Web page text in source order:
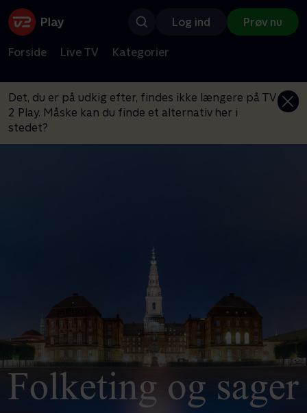
Log ind Prøv nu
Forside Live TV Kategorier
Det, du er på udkig efter, findes ikke længere på TV
2 Play. Måske kan du finde et alternativ her i
stedet?